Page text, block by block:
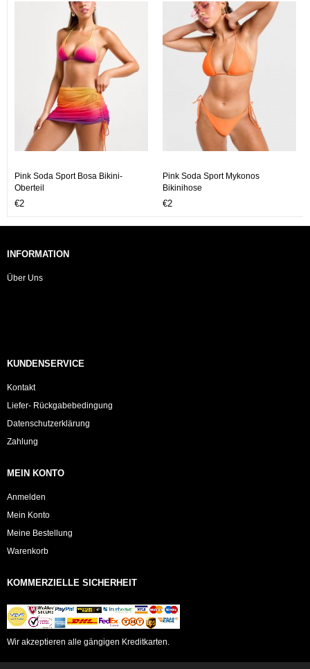
Pink Soda Sport Bosa Bikini-
Oberteil
€2
Pink Soda Sport Mykonos
Bikinihose
€2
INFORMATION
Über Uns
KUNDENSERVICE
Kontakt
Liefer- Rückgabebedingung
Datenschutzerklärung
Zahlung
MEIN KONTO
Anmelden
Mein Konto
Meine Bestellung
Warenkorb
KOMMERZIELLE SICHERHEIT
Wir akzeptieren alle gängigen Kreditkarten.